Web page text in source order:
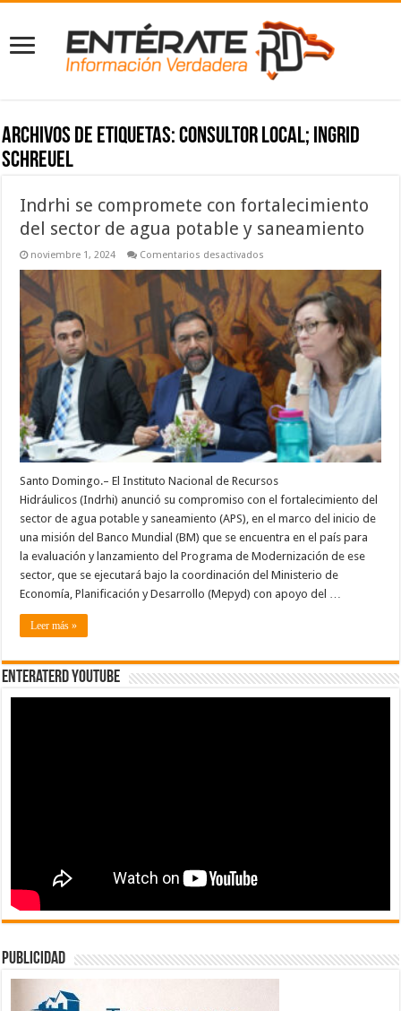
Archivos de etiquetas:consultor local; Ingrid
Schreuel
Indrhi se compromete con fortalecimiento
del sector de agua potable y saneamiento
noviembre 1, 2024 Comentarios desactivados
se
compromete
con
fortalecimiento
del
sector
de
agua
potable
saneamiento
Santo Domingo.– El Instituto Nacional de Recursos
Hidráulicos (Indrhi) anunció su compromiso con el fortalecimiento del
sector de agua potable y saneamiento (APS), en el marco del inicio de
una misión del Banco Mundial (BM) que se encuentra en el país para
la evaluación y lanzamiento del Programa de Modernización de ese
sector, que se ejecutará bajo la coordinación del Ministerio de
Economía, Planificación y Desarrollo (Mepyd) con apoyo del …
Leer más »
EnterateRD YOUTUBE
publicidad